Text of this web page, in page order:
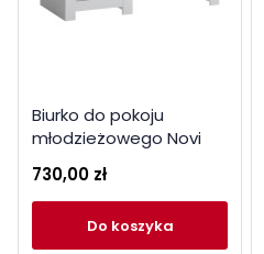
Biurko do pokoju
młodzieżowego Novi
Kolekcja Novi
730,00 zł
do koszyka